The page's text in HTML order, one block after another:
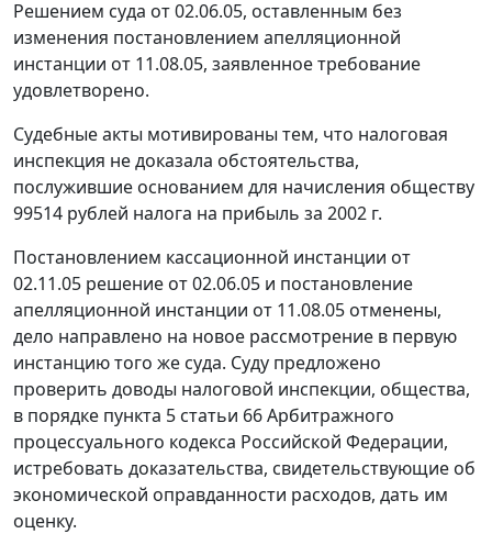
Решением суда от 02.06.05, оставленным без
изменения постановлением апелляционной
инстанции от 11.08.05, заявленное требование
удовлетворено.
Судебные акты мотивированы тем, что налоговая
инспекция не доказала обстоятельства,
послужившие основанием для начисления обществу
99514 рублей налога на прибыль за 2002 г.
Постановлением кассационной инстанции от
02.11.05 решение от 02.06.05 и постановление
апелляционной инстанции от 11.08.05 отменены,
дело направлено на новое рассмотрение в первую
инстанцию того же суда. Суду предложено
проверить доводы налоговой инспекции, общества,
в порядке пункта 5 статьи 66Арбитражного
процессуального кодекса Российской Федерации,
истребовать доказательства, свидетельствующие об
экономической оправданности расходов, дать им
оценку.